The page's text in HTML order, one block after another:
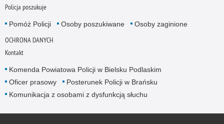
Policja poszukuje
Pomóż Policji Osoby poszukiwane Osoby zaginione
OCHRONA DANYCH
Kontakt
Komenda Powiatowa Policji w Bielsku Podlaskim
Oficer prasowy
Posterunek Policji w Brańsku
Komunikacja z osobami z dysfunkcją słuchu